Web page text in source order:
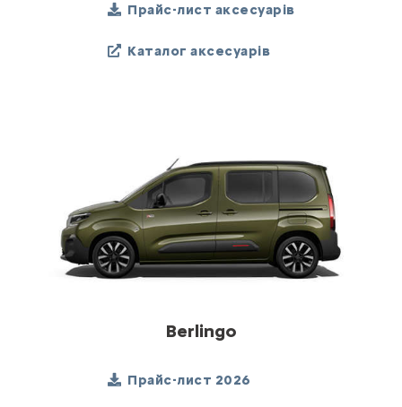
Прайс-лист аксесуарів
Каталог аксесуарів
Berlingo
Прайс-лист 2026